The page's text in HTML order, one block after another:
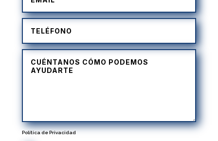
Política de Privacidad